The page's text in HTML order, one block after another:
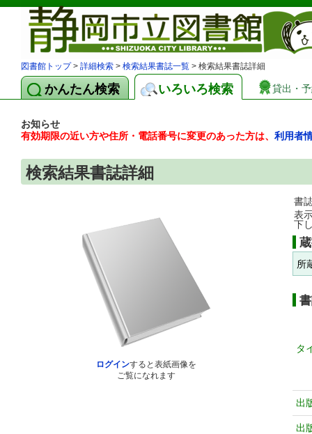
図書館トップ> 詳細検索 > 検索結果書誌一覧 > 検索結果書誌詳細
かんたん検索 いろいろ検索 貸出・
お知らせ
有効期限の近い方や住所・電話番号に変更のあった方は、 利用者
検索結果書誌詳細
ログインすると表紙画像を
ご覧になれます
書
表
下
所
タ
出
出